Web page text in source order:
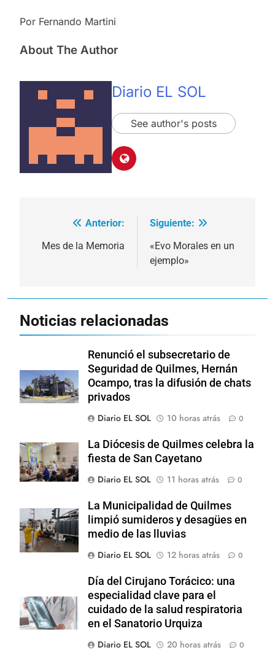
Por Fernando Martini
About The Author
Diario EL SOL
See author's posts
Navegación
de
Anterior:
Mes de la Memoria
Siguiente:
«Evo Morales en un
ejemplo»
Noticias relacionadas
Renunció el subsecretario de
Seguridad de Quilmes, Hernán
Ocampo, tras la difusión de chats
privados
Diario EL SOL
10 horas atrás 0
La Diócesis de Quilmes celebra la
fiesta de San Cayetano
Diario EL SOL
11 horas atrás 0
La Municipalidad de Quilmes
limpió sumideros y desagües en
medio de las lluvias
Diario EL SOL
12 horas atrás 0
Día del Cirujano Torácico: una
especialidad clave para el
cuidado de la salud respiratoria
en el Sanatorio Urquiza
Diario EL SOL
20 horas atrás 0